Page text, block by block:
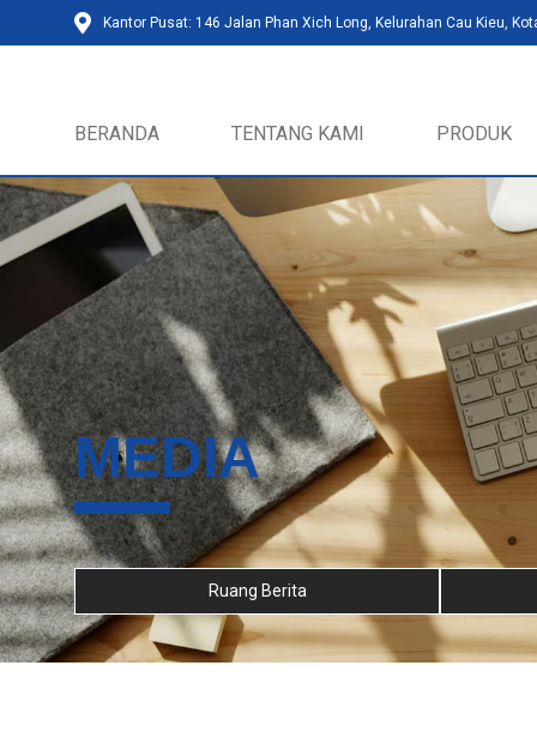
Kantor Pusat: 146 Jalan Phan Xich Long, Kelurahan Cau Kieu,
BERANDA TENTANG KAMI PRODUK
MEDIA
Ruang Berita